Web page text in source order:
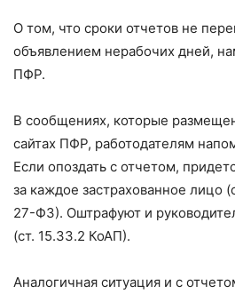
О том, что сроки отчетов не
объявлением нерабочих дней,
ПФР.
В сообщениях, которые
сайтах ПФР, работодателям
Если опоздать с отчетом,
за каждое застрахованное лицо
27-ФЗ). Оштрафуют и
(ст. 15.33.2 КоАП).
Аналогичная ситуация и с